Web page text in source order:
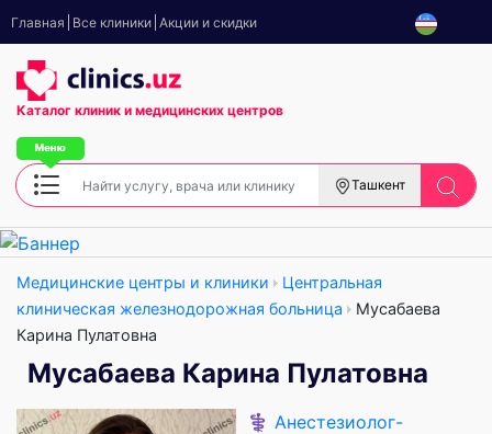
Главная Все клиники Акции и скидки
Каталог клиник и медицинских центров
Ташкент
Медицинские центры и клиники
Центральная
клиническая железнодорожная больница
Мусабаева
Карина Пулатовна
Мусабаева Карина Пулатовна
⚕️ Анестезиолог-